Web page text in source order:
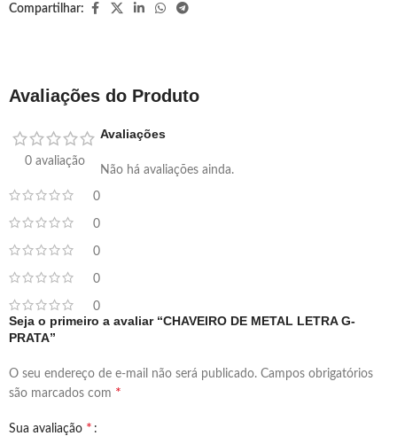
Compartilhar:
Avaliações do Produto
0 avaliação
0
0
0
0
0
Avaliações
Não há avaliações ainda.
Seja o primeiro a avaliar “CHAVEIRO DE METAL LETRA G-
PRATA”
O seu endereço de e-mail não será publicado. Campos obrigatórios
são marcados com *
Sua avaliação *